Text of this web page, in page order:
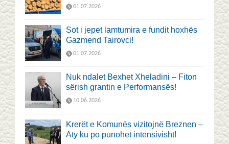
01.07.2026
Sot i jepet lamtumira e fundit hoxhës
Gazmend Tairovci!
01.07.2026
Nuk ndalet Bexhet Xheladini – Fiton
sërish grantin e Performansës!
10.06.2026
Krerët e Komunës vizitojnë Breznen –
Aty ku po punohet intensivisht!